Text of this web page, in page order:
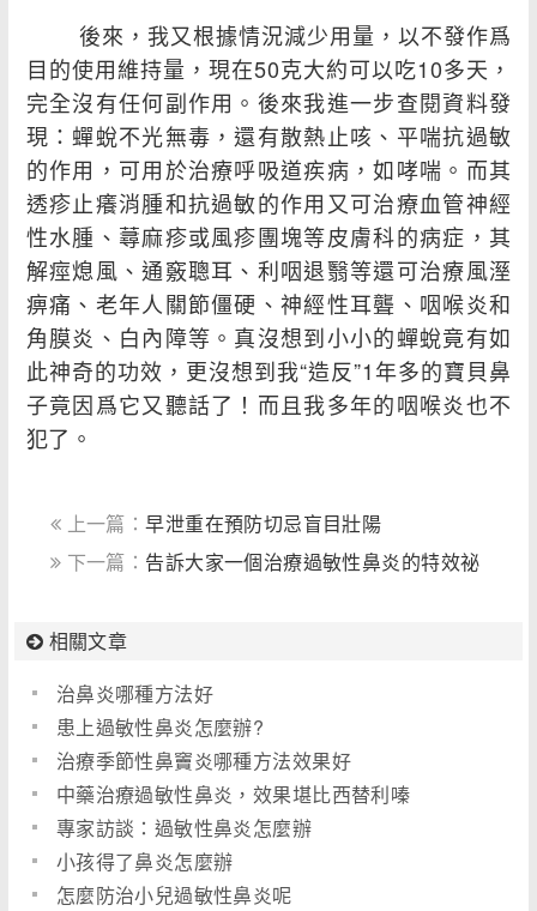
後來，我又根據情況減少用量，以不發作爲
目的使用維持量，現在50克大約可以吃10多天，
完全沒有任何副作用。後來我進一步查閱資料發
現：蟬蛻不光無毒，還有散熱止咳、平喘抗過敏
的作用，可用於治療呼吸道疾病，如哮喘。而其
透疹止癢消腫和抗過敏的作用又可治療血管神經
性水腫、蕁麻疹或風疹團塊等皮膚科的病症，其
解痙熄風、通竅聰耳、利咽退翳等還可治療風溼
痹痛、老年人關節僵硬、神經性耳聾、咽喉炎和
角膜炎、白內障等。真沒想到小小的蟬蛻竟有如
此神奇的功效，更沒想到我“造反”1年多的寶貝鼻
子竟因爲它又聽話了！而且我多年的咽喉炎也不
犯了。
上一篇：早泄重在預防切忌盲目壯陽
下一篇： 告訴大家一個治療過敏性鼻炎的特效祕
相關文章
治鼻炎哪種方法好
患上過敏性鼻炎怎麼辦?
治療季節性鼻竇炎哪種方法效果好
中藥治療過敏性鼻炎，效果堪比西替利嗪
專家訪談：過敏性鼻炎怎麼辦
小孩得了鼻炎怎麼辦
怎麼防治小兒過敏性鼻炎呢